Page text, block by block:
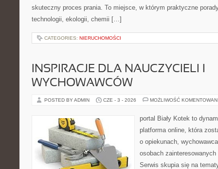
skuteczny proces prania. To miejsce, w którym praktyczne
technologii, ekologii, chemii […]
CATEGORIES: NIERUCHOMOŚCI
INSPIRACJE DLA NAUCZYCIELI I
WYCHOWAWCÓW
POSTED BY ADMIN CZE - 3 - 2026 MOŻLIWOŚĆ
portal Biały Kotek to
platforma online, która
o opiekunach,
osobach
Serwis skupia się na